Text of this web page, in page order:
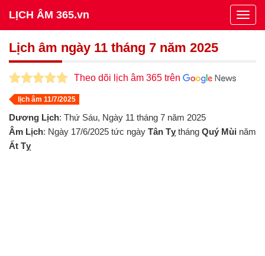
LỊCH ÂM 365.vn
Lịch âm ngày 11 tháng 7 năm 2025
Theo dõi lịch âm 365 trên
lịch âm 11/7/2025
Dương Lịch: Thứ Sáu, Ngày 11 tháng 7 năm 2025
Âm Lịch: Ngày 17/6/2025 tức ngày Tân Tỵ tháng Quý Mùi năm
Ất Tỵ